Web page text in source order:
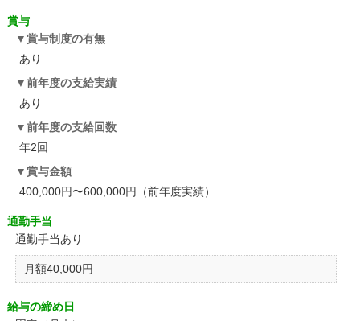
賞与
賞与制度の有無
あり
前年度の支給実績
あり
前年度の支給回数
年2回
賞与金額
400,000円〜600,000円（前年度実績）
通勤手当
通勤手当あり
月額40,000円
給与の締め日